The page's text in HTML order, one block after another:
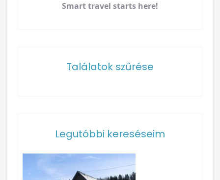
Smart travel starts here!
Találatok szűrése
Legutóbbi kereséseim